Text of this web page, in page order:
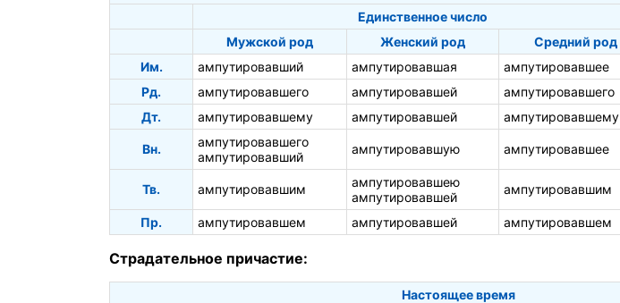
Единственное число
Мужской род
Женский род
Средний род
Им.
ампутировавший ампутировавшая ампутировавшее
Рд.
ампутировавшего ампутировавшей ампутировавшего
Дт.
ампутировавшему ампутировавшей ампутировавшему
Вн.
ампутировавшего
ампутировавший
ампутировавшую ампутировавшее
Тв. ампутировавшим
ампутировавшею
ампутировавшей
ампутировавшим
Пр. ампутировавшем ампутировавшей ампутировавшем
Страдательное причастие:
Настоящее время